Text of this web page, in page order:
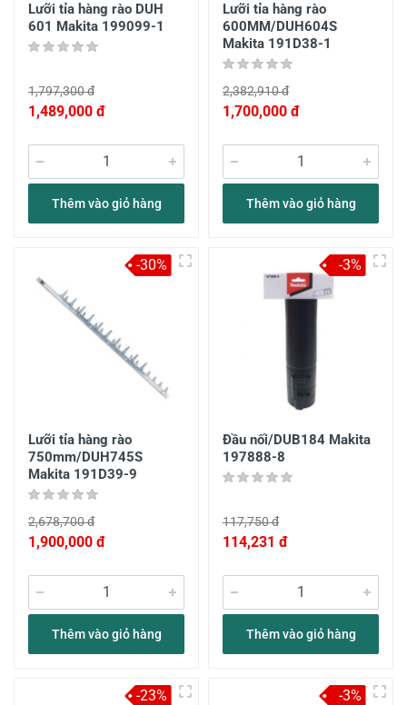
Lưỡi tỉa hàng rào DUH
601 Makita 199099-1
1,797,300 đ
1,489,000 đ
Thêm vào giỏ hàng
Lưỡi tỉa hàng rào
600MM/DUH604S
Makita 191D38-1
2,382,910 đ
1,700,000 đ
Thêm vào giỏ hàng
Lưỡi tỉa hàng rào
750mm/DUH745S
Makita 191D39-9
2,678,700 đ
1,900,000 đ
Thêm vào giỏ hàng
-30%
Đầu nối/DUB184 Makita
197888-8
117,750 đ
114,231 đ
Thêm vào giỏ hàng
-3%
-23% -3%